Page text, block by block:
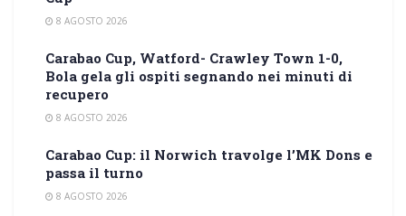
8 AGOSTO 2026
Carabao Cup, Watford- Crawley Town 1-0,
Bola gela gli ospiti segnando nei minuti di
recupero
8 AGOSTO 2026
Carabao Cup: il Norwich travolge l’MK Dons e
passa il turno
8 AGOSTO 2026